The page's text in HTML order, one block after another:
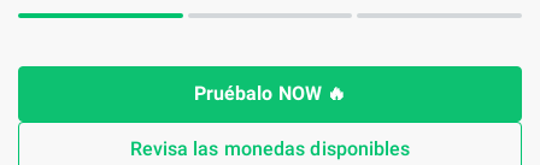
Pruébalo NOW 🔥
Revisa las monedas disponibles